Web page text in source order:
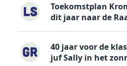
Toekomstplan
dit jaar naar de
40 jaar voor de
juf Sally in het